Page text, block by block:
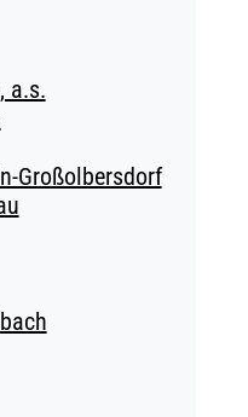
a.s.
Großolbersdorf